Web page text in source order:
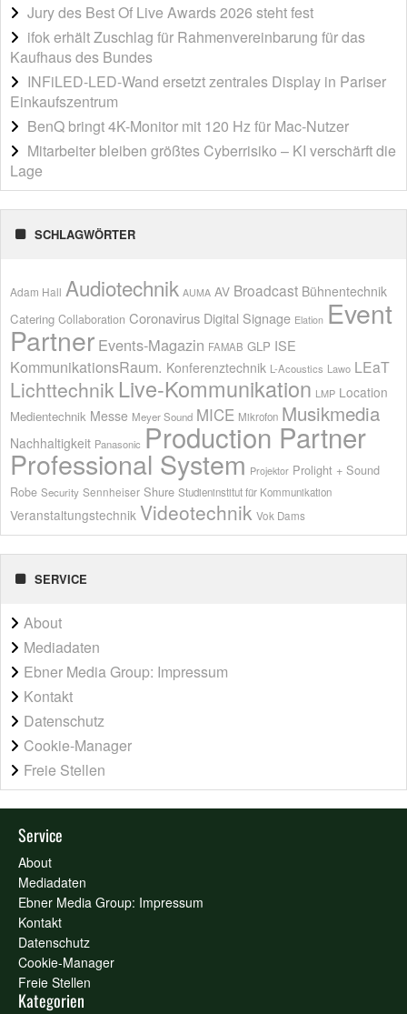
Jury des Best Of Live Awards 2026 steht fest
ifok erhält Zuschlag für Rahmenvereinbarung für das
Kaufhaus des Bundes
INFiLED-LED-Wand ersetzt zentrales Display in Pariser
Einkaufszentrum
BenQ bringt 4K-Monitor mit 120 Hz für Mac-Nutzer
Mitarbeiter bleiben größtes Cyberrisiko – KI verschärft die
Lage
SCHLAGWÖRTER
Adam Hall Audiotechnik AUMA AV Broadcast Bühnentechnik
Catering Collaboration Coronavirus Digital Signage Elation Event
Partner Events-Magazin FAMAB GLP ISE
KommunikationsRaum. Konferenztechnik L-Acoustics Lawo LEaT
Lichttechnik Live-Kommunikation LMP Location
Medientechnik Messe Meyer Sound MICE Mikrofon Musikmedia
Nachhaltigkeit Panasonic Production Partner
Professional System Projektor Prolight + Sound
Robe Security Sennheiser Shure Studieninstitut für Kommunikation
Veranstaltungstechnik Videotechnik Vok Dams
SERVICE
About
Mediadaten
Ebner Media Group: Impressum
Kontakt
Datenschutz
Cookie-Manager
Freie Stellen
Service
About
Mediadaten
Ebner Media Group: Impressum
Kontakt
Datenschutz
Cookie-Manager
Freie Stellen
Kategorien